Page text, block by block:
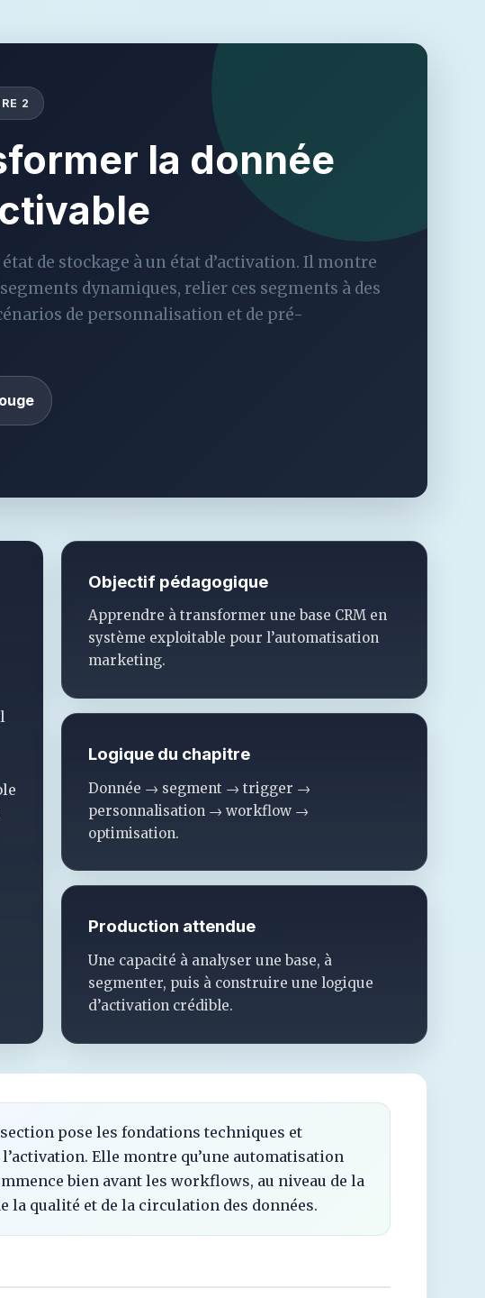
2
la donnée
de stockage à un état d’activation. Il montre
dynamiques, relier ces segments à des
de personnalisation et de pré-
Objectif pédagogique
Apprendre à transformer une base CRM en
système exploitable pour l’automatisation
marketing.
Logique du chapitre
Donnée → segment → trigger →
personnalisation → workflow →
optimisation.
Production attendue
Une capacité à analyser une base, à
segmenter, puis à construire une logique
d’activation crédible.
pose les fondations techniques et
Elle montre qu’une automatisation
bien avant les workflows, au niveau de la
la qualité et de la circulation des données.